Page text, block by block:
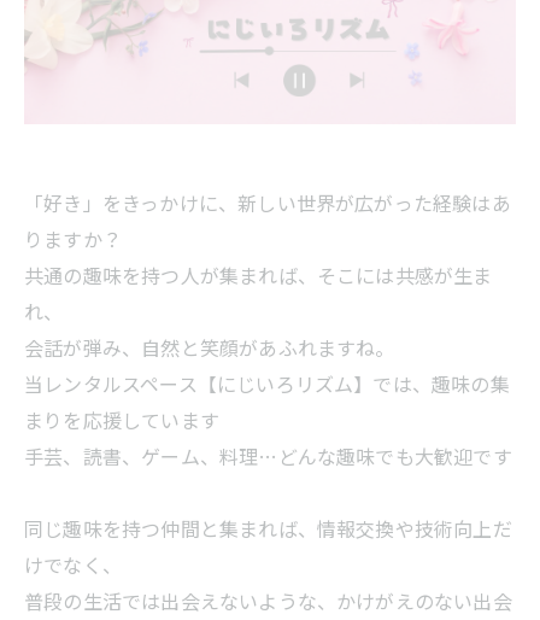
「好き」をきっかけに、新しい世界が広がった経験はあ
りますか？
共通の趣味を持つ人が集まれば、そこには共感が生ま
れ、
会話が弾み、自然と笑顔があふれますね。
当レンタルスペース【にじいろリズム】では、趣味の集
まりを応援しています
手芸、読書、ゲーム、料理…どんな趣味でも大歓迎です
同じ趣味を持つ仲間と集まれば、情報交換や技術向上だ
けでなく、
普段の生活では出会えないような、かけがえのない出会